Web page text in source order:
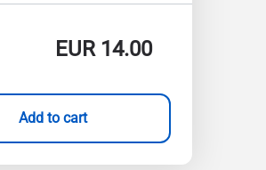
EUR14.00
Add to cart